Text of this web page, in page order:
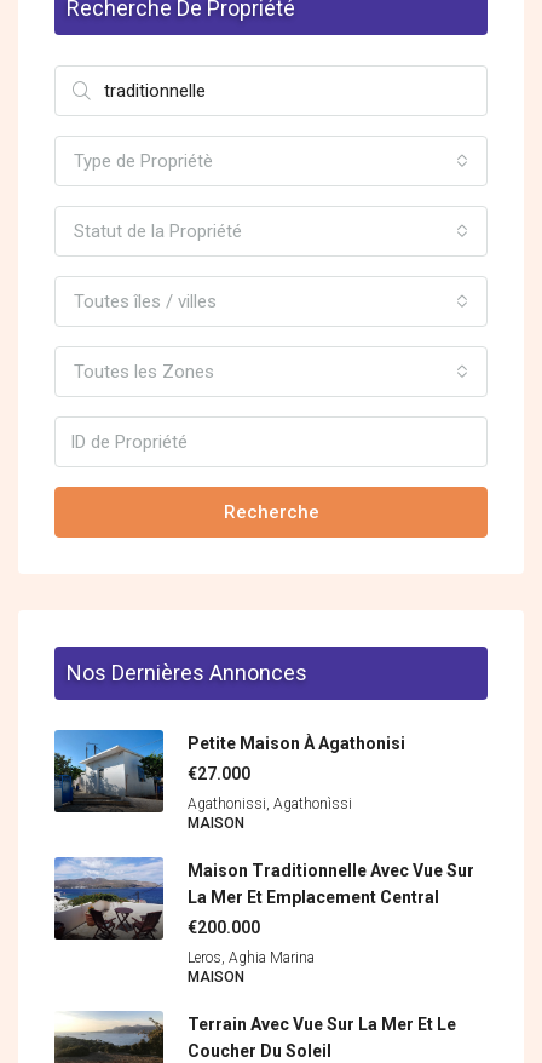
Recherche De Propriété
Type de Propriétè
Statut de la Propriété
Toutes îles / villes
Toutes les Zones
Recherche
Nos Dernières Annonces
Petite Maison À Agathonisi
€27.000
Agathonissi, Agathonìssi
MAISON
Maison Traditionnelle Avec Vue Sur
La Mer Et Emplacement Central
€200.000
Leros, Aghia Marina
MAISON
Terrain Avec Vue Sur La Mer Et Le
Coucher Du Soleil